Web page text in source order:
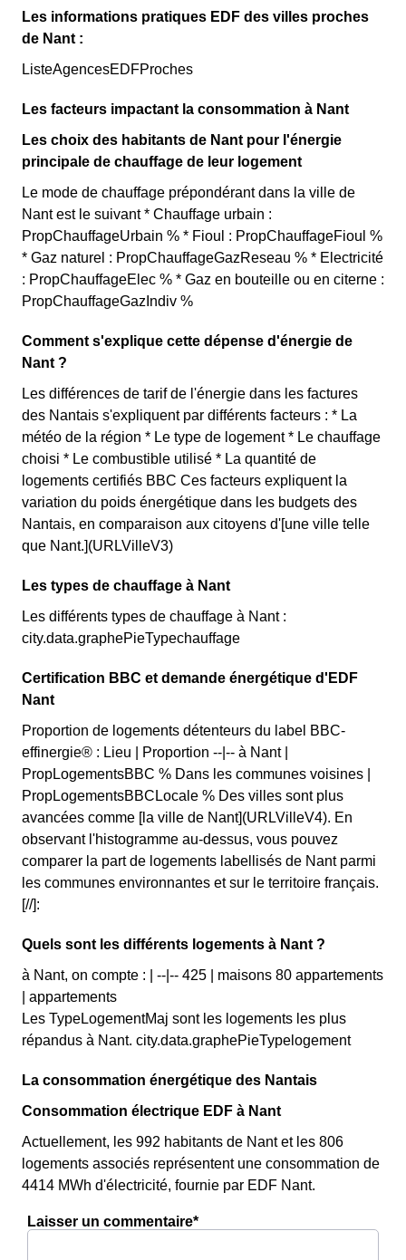
Les informations pratiques EDF des villes proches
de Nant :
ListeAgencesEDFProches
Les facteurs impactant la consommation à Nant
Les choix des habitants de Nant pour l'énergie
principale de chauffage de leur logement
Le mode de chauffage prépondérant dans la ville de
Nant est le suivant * Chauffage urbain :
PropChauffageUrbain % * Fioul : PropChauffageFioul %
* Gaz naturel : PropChauffageGazReseau % * Electricité
: PropChauffageElec % * Gaz en bouteille ou en citerne :
PropChauffageGazIndiv %
Comment s'explique cette dépense d'énergie de
Nant ?
Les différences de tarif de l'énergie dans les factures
des Nantais s'expliquent par différents facteurs : * La
météo de la région * Le type de logement * Le chauffage
choisi * Le combustible utilisé * La quantité de
logements certifiés BBC Ces facteurs expliquent la
variation du poids énergétique dans les budgets des
Nantais, en comparaison aux citoyens d'[une ville telle
que Nant.](URLVilleV3)
Les types de chauffage à Nant
Les différents types de chauffage à Nant :
city.data.graphePieTypechauffage
Certification BBC et demande énergétique d'EDF
Nant
Proportion de logements détenteurs du label BBC-
effinergie® : Lieu | Proportion --|-- à Nant |
PropLogementsBBC % Dans les communes voisines |
PropLogementsBBCLocale % Des villes sont plus
avancées comme [la ville de Nant](URLVilleV4). En
observant l'histogramme au-dessus, vous pouvez
comparer la part de logements labellisés de Nant parmi
les communes environnantes et sur le territoire français.
[//]:
Quels sont les différents logements à Nant ?
à Nant, on compte : | --|-- 425 | maisons 80 appartements
| appartements
Les TypeLogementMaj sont les logements les plus
répandus à Nant. city.data.graphePieTypelogement
La consommation énergétique des Nantais
Consommation électrique EDF à Nant
Actuellement, les 992 habitants de Nant et les 806
logements associés représentent une consommation de
4414 MWh d'électricité, fournie par EDF Nant.
Laisser un commentaire*